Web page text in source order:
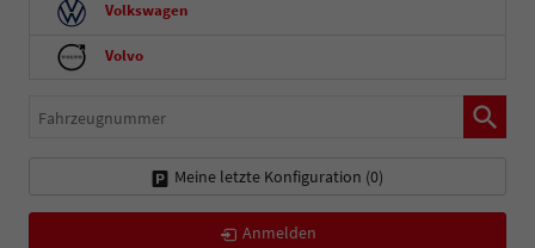
Volkswagen
Volvo
Fahrzeugnummer
Meine letzte Konfiguration (0)
Anmelden